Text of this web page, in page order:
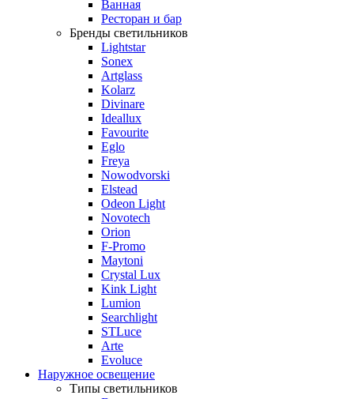
Ванная
Ресторан и бар
Бренды светильников
Lightstar
Sonex
Artglass
Kolarz
Divinare
Ideallux
Favourite
Eglo
Freya
Nowodvorski
Elstead
Odeon Light
Novotech
Orion
F-Promo
Maytoni
Crystal Lux
Kink Light
Lumion
Searchlight
STLuce
Arte
Evoluce
Наружное освещение
Типы светильников